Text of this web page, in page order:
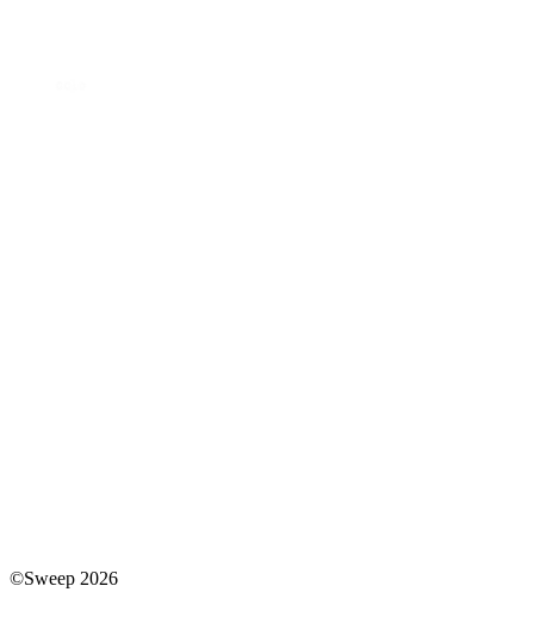
©Sweep 2026